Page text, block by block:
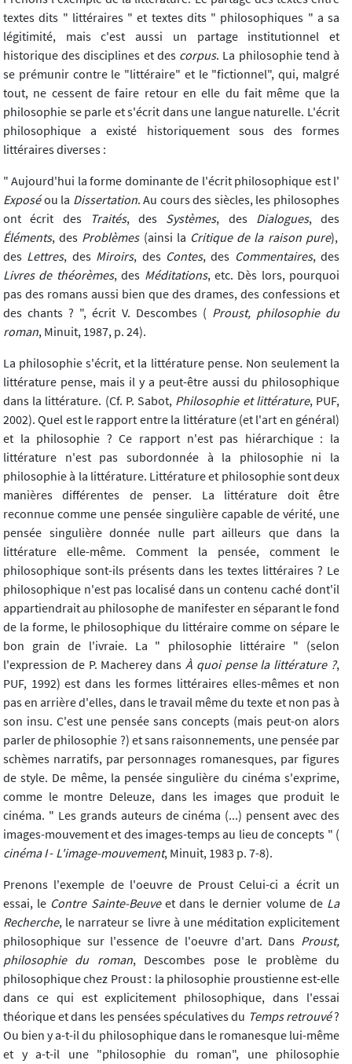
textes dits " littéraires " et textes dits " philosophiques " a sa
légitimité, mais c'est aussi un partage institutionnel et
historique des disciplines et descorpus. La philosophie tend à
se prémunir contre le "littéraire" et le "fictionnel", qui, malgré
tout, ne cessent de faire retour en elle du fait même que la
philosophie se parle et s'écrit dans une langue naturelle. L'écrit
philosophique a existé historiquement sous des formes
littéraires diverses :
" Aujourd'hui la forme dominante de l'écrit philosophique est l'
Exposéou la Dissertation. Au cours des siècles, les philosophes
ont écrit desTraités, des Systèmes, desDialogues, des
Éléments, des Problèmes (ainsi la Critique de la raison pure),
des Lettres, desMiroirs, desContes, des Commentaires, des
Livres de théorèmes, des Méditations, etc. Dès lors, pourquoi
pas des romans aussi bien que des drames, des confessions et
des chants ? ", écrit V. Descombes ( Proust, philosophie du
roman, Minuit, 1987, p. 24).
La philosophie s'écrit, et la littérature pense. Non seulement la
littérature pense, mais il y a peut-être aussi du philosophique
dans la littérature. (Cf. P. Sabot, Philosophie et littérature, PUF,
2002). Quel est le rapport entre la littérature (et l'art en général)
et la philosophie ? Ce rapport n'est pas hiérarchique : la
littérature n'est pas subordonnée à la philosophie ni la
philosophie à la littérature. Littérature et philosophie sont deux
manières différentes de penser. La littérature doit être
reconnue comme une pensée singulière capable de vérité, une
pensée singulière donnée nulle part ailleurs que dans la
littérature elle-même. Comment la pensée, comment le
philosophique sont-ils présents dans les textes littéraires ? Le
philosophique n'est pas localisé dans un contenu caché dont'il
appartiendrait au philosophe de manifester en séparant le fond
de la forme, le philosophique du littéraire comme on sépare le
bon grain de l'ivraie. La " philosophie littéraire " (selon
l'expression de P. Macherey dans À quoi pense la littérature ?,
PUF, 1992) est dans les formes littéraires elles-mêmes et non
pas en arrière d'elles, dans le travail même du texte et non pas à
son insu. C'est une pensée sans concepts (mais peut-on alors
parler de philosophie ?) et sans raisonnements, une pensée par
schèmes narratifs, par personnages romanesques, par figures
de style. De même, la pensée singulière du cinéma s'exprime,
comme le montre Deleuze, dans les images que produit le
cinéma. " Les grands auteurs de cinéma (...) pensent avec des
images-mouvement et des images-temps au lieu de concepts " (
cinéma I- L'image-mouvement, Minuit, 1983 p. 7-8).
Prenons l'exemple de l'oeuvre de Proust Celui-ci a écrit un
essai, le Contre Sainte-Beuve et dans le dernier volume deLa
Recherche, le narrateur se livre à une méditation explicitement
philosophique sur l'essence de l'oeuvre d'art. Dans Proust,
philosophie du roman, Descombes pose le problème du
philosophique chez Proust : la philosophie proustienne est-elle
dans ce qui est explicitement philosophique, dans l'essai
théorique et dans les pensées spéculatives du Temps retrouvé?
Ou bien y a-t-il du philosophique dans le romanesque lui-même
et y a-t-il une "philosophie du roman", une philosophie